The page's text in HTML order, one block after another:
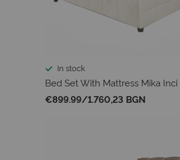
In stock
Bed Set With Mattress Mika Inci
€899.99/1.760,23 BGN